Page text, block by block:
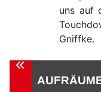
uns auf
Gniffke.